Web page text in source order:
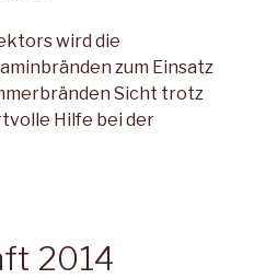
wird die
zum Einsatz
Sicht trotz
Hilfe bei der
2014